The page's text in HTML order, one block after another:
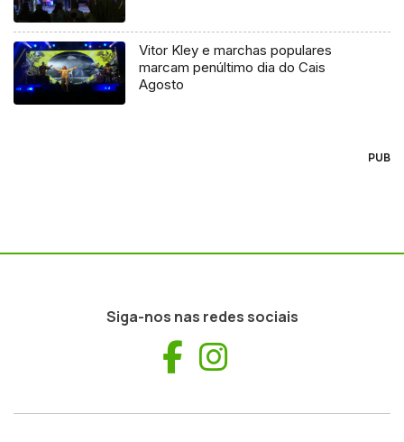
Vitor Kley e marchas populares
marcam penúltimo dia do Cais
Agosto
PUB
Siga-nos nas redes sociais
Facebook